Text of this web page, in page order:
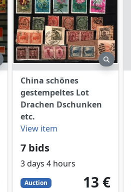
preview preview
China schönes
gestempeltes Lot
Drachen Dschunken
etc.
View item
7 bids
3 days 4 hours
Auction 13
EUR
13 €